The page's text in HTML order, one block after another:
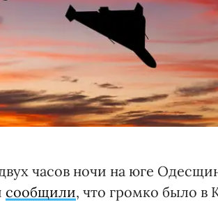
часов ночи на юге
сообщили, что громко было в